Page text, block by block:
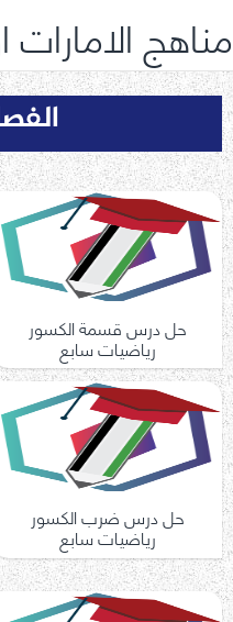
مناهج الامارات
حل درس قسمة الكسور
رياضيات سابع
حل درس ضرب الكسور
رياضيات سابع